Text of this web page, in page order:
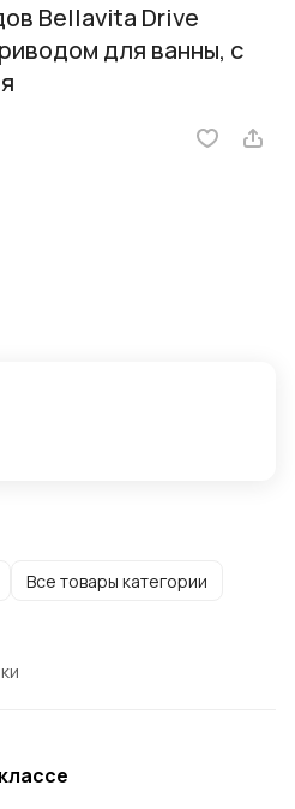
Bellavita Drive
для ванны, с
Все товары категории